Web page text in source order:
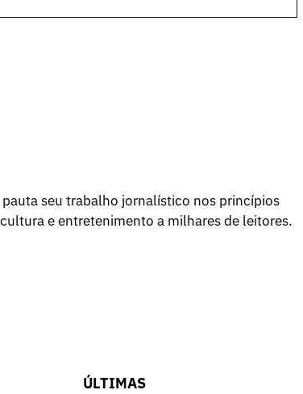
seu trabalho jornalístico nos princípios
e entretenimento a milhares de leitores.
ÚLTIMAS